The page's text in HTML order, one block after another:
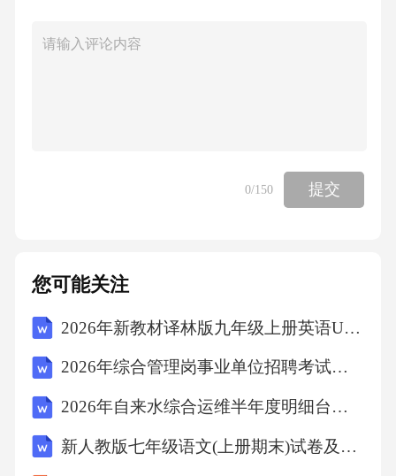
0/150 提交
您可能关注
2026年新教材译林版九年级上册英语Unit 5 Music speaks单元知识清单
2026年综合管理岗事业单位招聘考试笔试试题（含答案）
2026年自来水综合运维半年度明细台账内勤招聘考试笔试试题（含答案）
新人教版七年级语文(上册期末)试卷及答案(真题)